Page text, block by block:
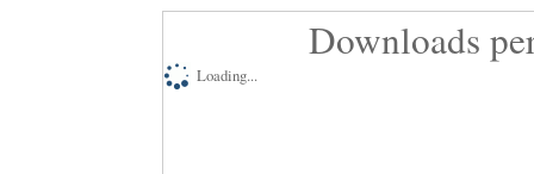
Downloads
Loading...